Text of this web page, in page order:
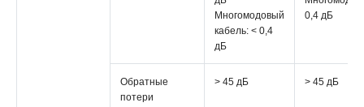
Многомодовый
кабель: < 0,4
дБ
0,4 дБ
Обратные
потери
> 45 дБ > 45 дБ